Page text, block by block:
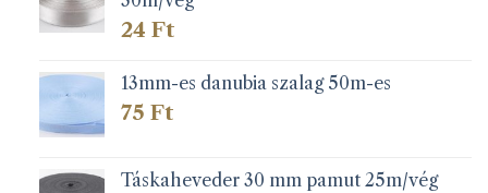
24 Ft
13mm-es danubia szalag 50m-es
75 Ft
Táskaheveder 30 mm pamut 25m/vég